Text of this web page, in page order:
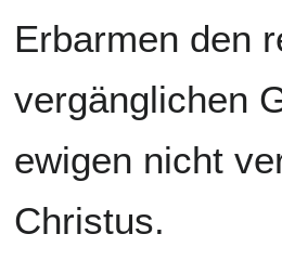
Erbarmen den
vergänglichen
ewigen nicht
Christus.